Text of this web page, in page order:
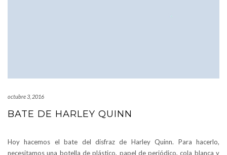
octubre 3, 2016
BATE DE HARLEY QUINN
Hoy hacemos el bate del disfraz de Harley Quinn. Para hacerlo,
necesitamos una botella de plástico, papel de periódico, cola blanca y